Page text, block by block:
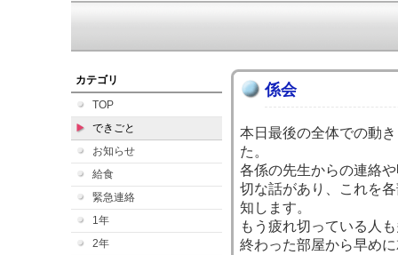
カテゴリ
TOP
できごと
お知らせ
給食
緊急連絡
1年
2年
係会
本日最後の全体での動
た。
各係の先生からの連絡
切な話があり、これを
知します。
もう疲れ切っている人
終わった部屋から早め